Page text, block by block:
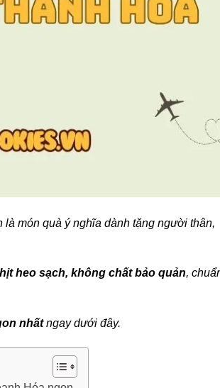
là món quà ý nghĩa dành tặng người thân,
heo sạch, không chất bảo quản,
nhấtngay dưới đây.